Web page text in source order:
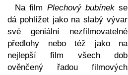
Na film Plechový bubínekse
dá pohlížet jako na slabý vývar
své geniální nezfilmovatelné
předlohy nebo též jako na
nejlepší film všech dob
ověnčený řadou filmových